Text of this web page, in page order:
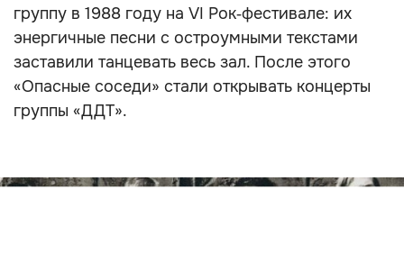
группу в 1988 году на VI Рок‑фестивале: их
энергичные песни с остроумными текстами
заставили танцевать весь зал. После этого
«Опасные соседи» стали открывать концерты
группы «ДДТ».